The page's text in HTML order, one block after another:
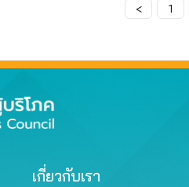
< Page
1
เกี่ยวกับเรา